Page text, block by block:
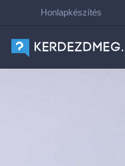
Honlapkészítés